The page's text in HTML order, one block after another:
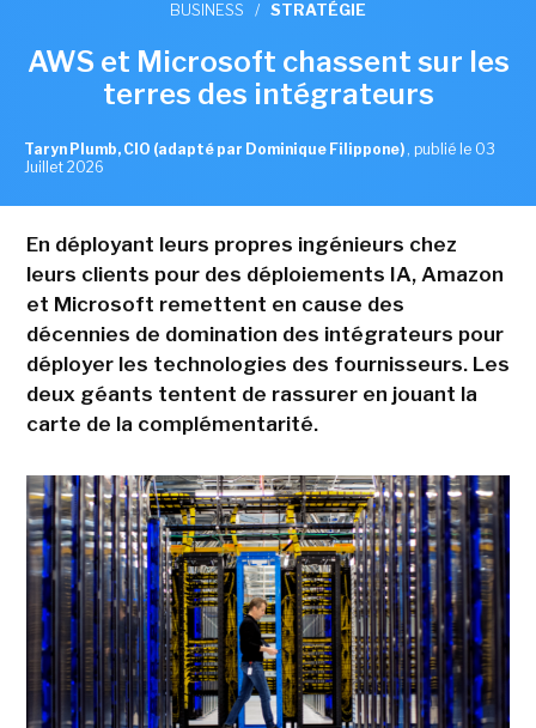
BUSINESS / STRATÉGIE
AWS et Microsoft chassent sur les
terres des intégrateurs
Taryn Plumb, CIO (adapté par Dominique Filippone) , publié le 03
Juillet 2026
En déployant leurs propres ingénieurs chez
leurs clients pour des déploiements IA, Amazon
et Microsoft remettent en cause des
décennies de domination des intégrateurs pour
déployer les technologies des fournisseurs. Les
deux géants tentent de rassurer en jouant la
carte de la complémentarité.